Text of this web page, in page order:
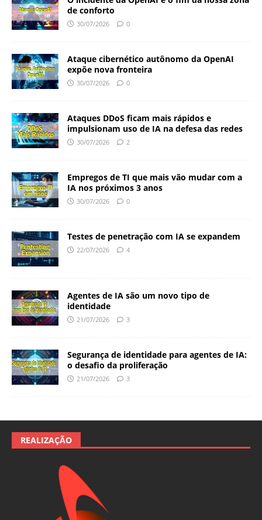
de conforto
30/07/2026 0
Ataque cibernético autônomo da OpenAI
expõe nova fronteira
30/07/2026 0
Ataques DDoS ficam mais rápidos e
impulsionam uso de IA na defesa das redes
30/07/2026 2
Empregos de TI que mais vão mudar com a
IA nos próximos 3 anos
30/07/2026 0
Testes de penetração com IA se expandem
22/07/2026 4
Agentes de IA são um novo tipo de
identidade
21/07/2026 3
Segurança de identidade para agentes de IA:
o desafio da proliferação
21/07/2026 3
REALIZAÇÃO